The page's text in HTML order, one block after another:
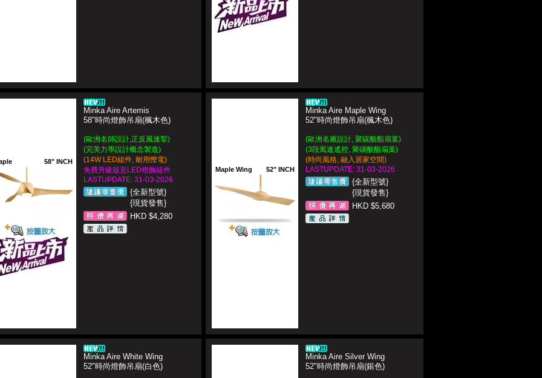
58" INCH
Minka Aire Artemis
58"時尚燈飾吊扇(楓木色)
(歐洲名師設計,正反風速掣)
(完美力學設計概念製造)
(14W LED組件, 耐用慳電)
免費升級版至LED燈飾組件
LASTUPDATE: 31-03-2026
{全新型號}
{現貨發售}
HKD $4,280
Maple Wing 52" INCH
Minka Aire Maple Wing
52"時尚燈飾吊扇(楓木色)
(歐洲名廠設計, 聚碳酸酯扇葉)
(3段風速遙控, 聚碳酸酯扇葉)
(時尚風格, 融入居家空間)
LASTUPDATE: 31-03-2026
{全新型號}
{現貨發售}
HKD $5,680
Minka Aire White Wing
52"時尚燈飾吊扇(白色)
Minka Aire Silver Wing
52"時尚燈飾吊扇(銀色)